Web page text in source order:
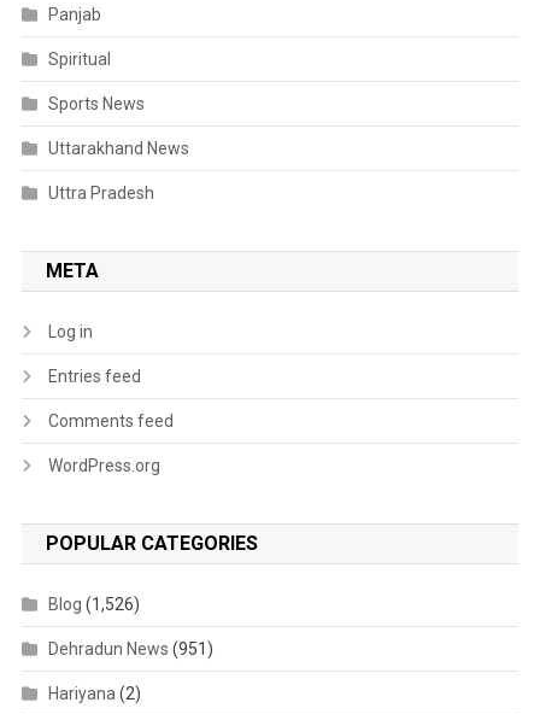
Panjab
Spiritual
Sports News
Uttarakhand News
Uttra Pradesh
META
Log in
Entries feed
Comments feed
WordPress.org
POPULAR CATEGORIES
Blog (1,526)
Dehradun News (951)
Hariyana (2)